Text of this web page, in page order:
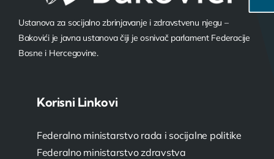
Ustanova za socijalno zbrinjavanje i zdravstvenu njegu –
Bakovići je javna ustanova čiji je osnivač parlament Federacije
Bosne i Hercegovine.
Korisni Linkovi
Federalno ministarstvo rada i socijalne politike
Federalno ministarstvo zdravstva